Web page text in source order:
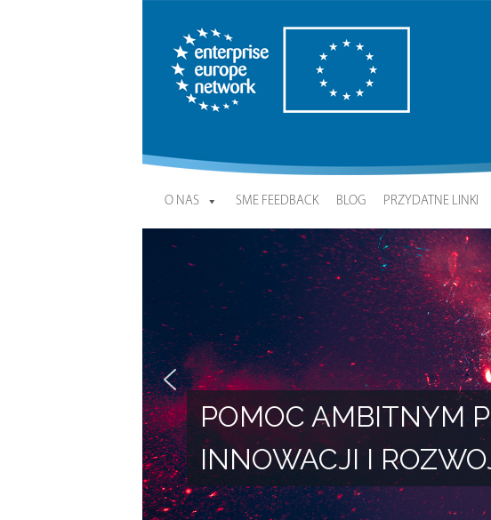
Enterprise Europe Network
O NAS SME FEEDBACK BLOG PRZYDATNE LINKI
POMOC AMBITNYM
INNOWACJI I